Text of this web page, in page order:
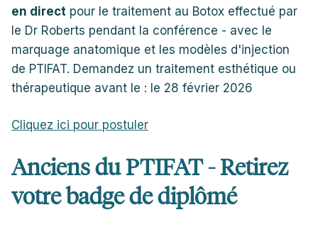
en direct pour le traitement au Botox effectué par
le Dr Roberts pendant la conférence - avec le
marquage anatomique et les modèles d'injection
de PTIFAT. Demandez un traitement esthétique ou
thérapeutique avant le : le 28 février 2026
Cliquez ici pour postuler
Anciens du PTIFAT - Retirez
votre badge de diplômé